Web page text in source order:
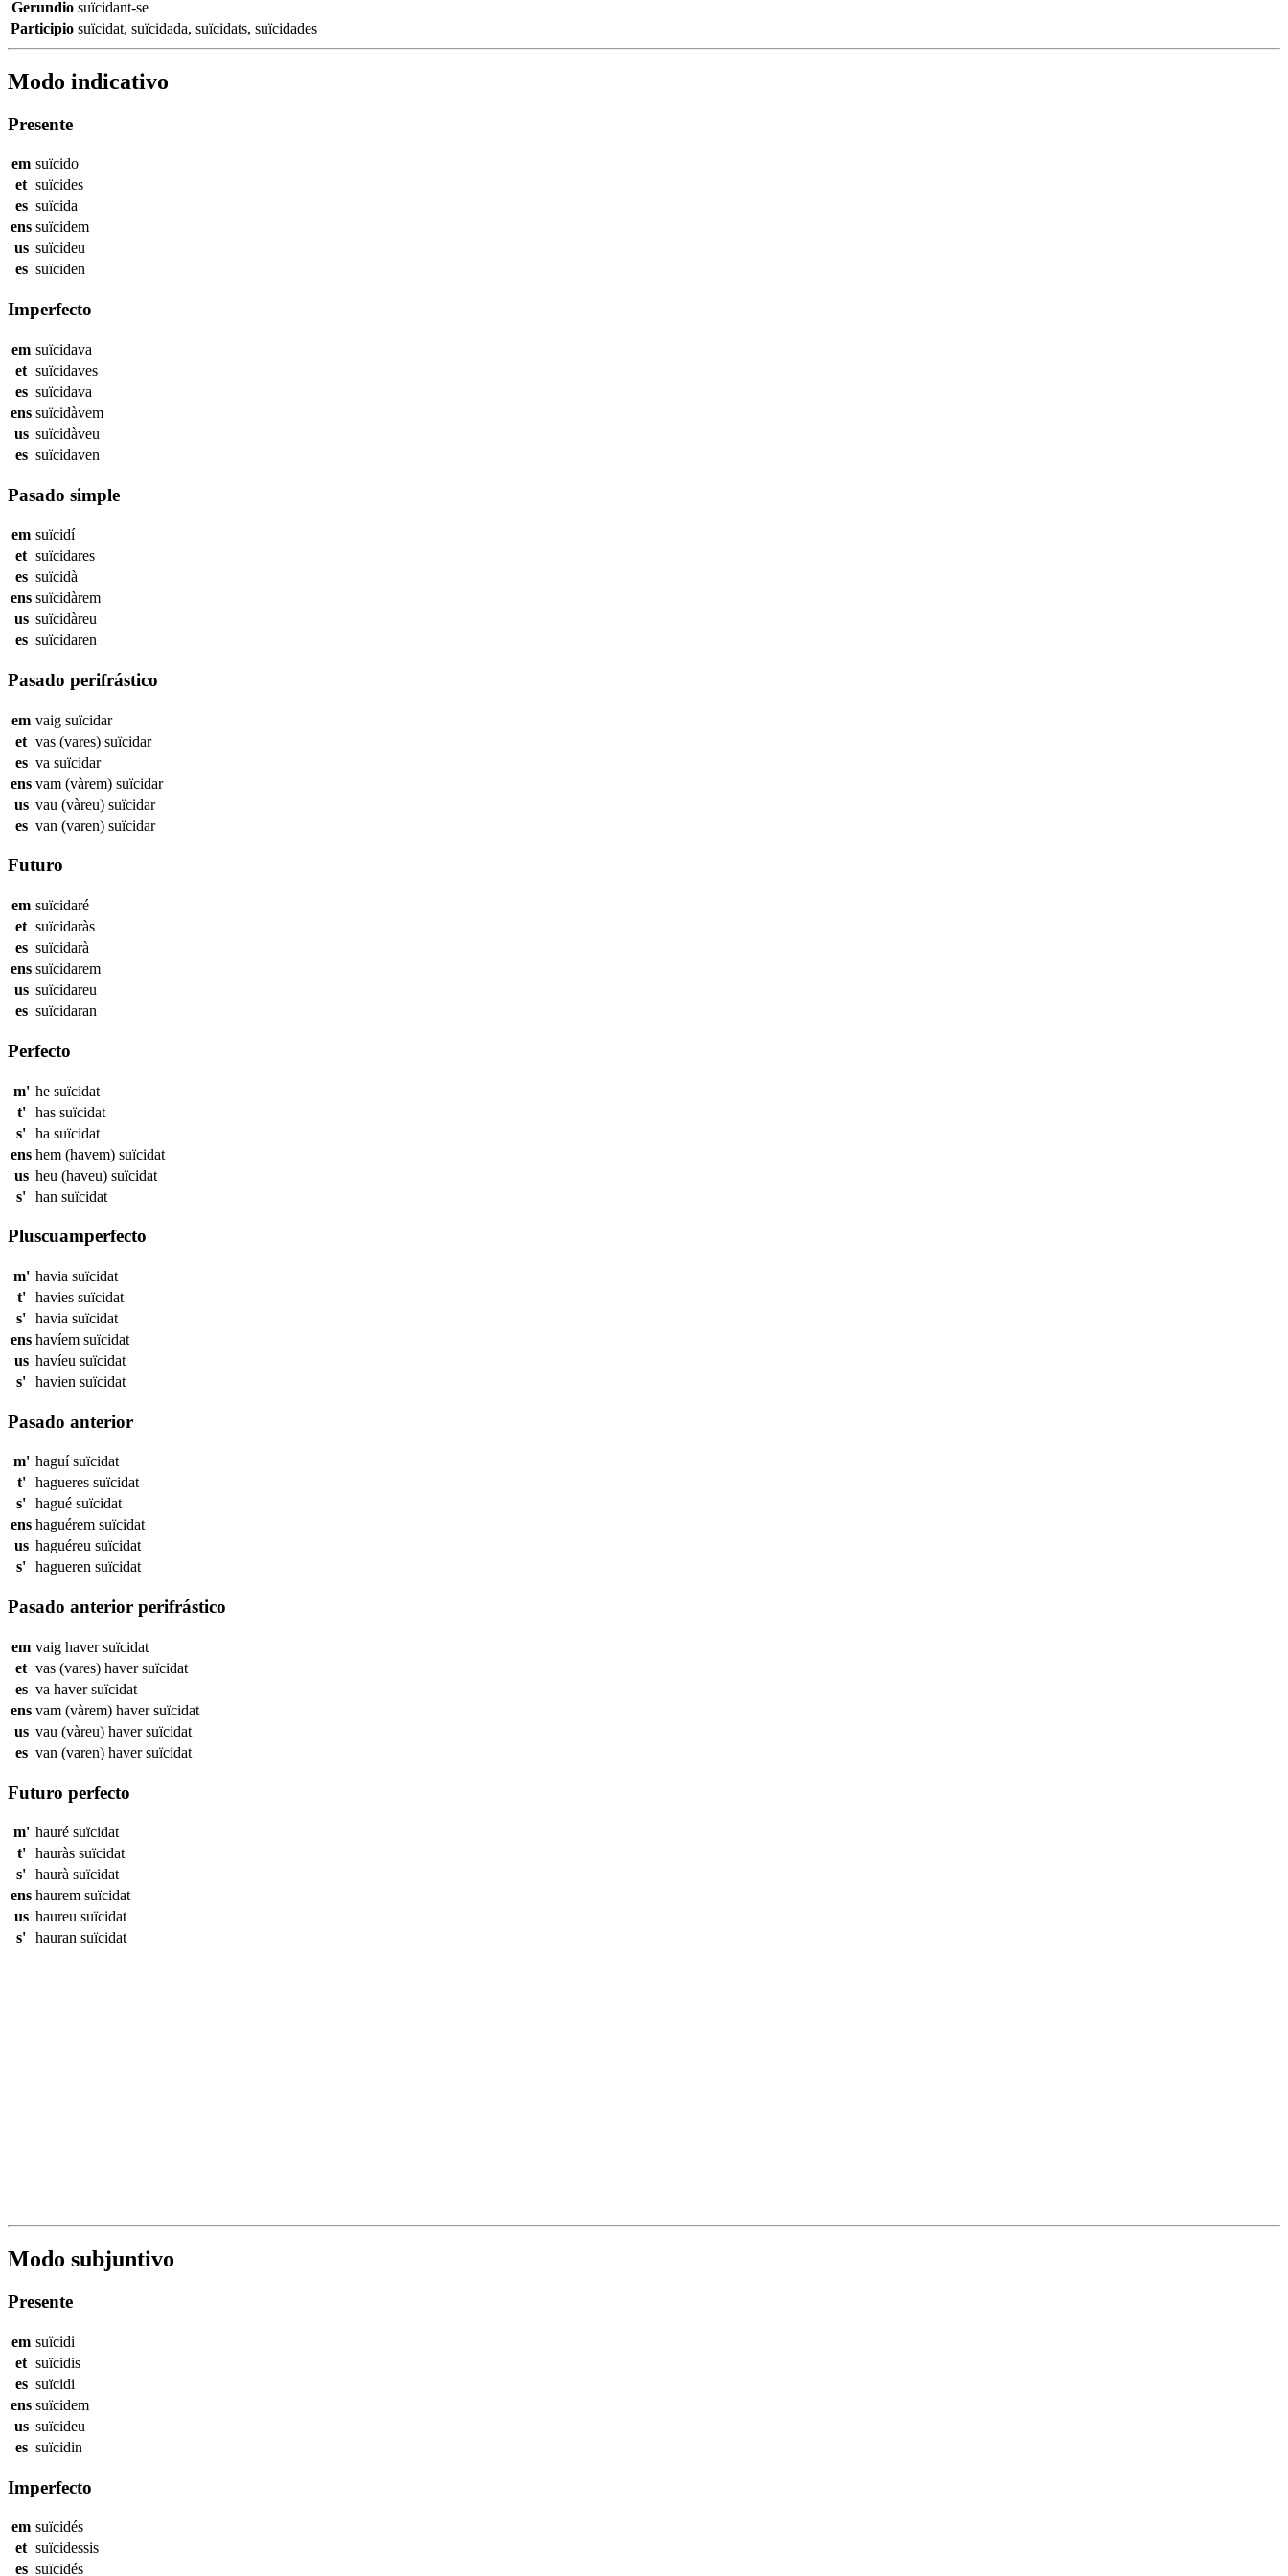
Gerundio suïcidant-se
Participio suïcidat, suïcidada, suïcidats, suïcidades
Modo indicativo
Presente
em suïcido
et suïcides
es suïcida
ens suïcidem
us suïcideu
es suïciden
Imperfecto
em suïcidava
et suïcidaves
es suïcidava
ens suïcidàvem
us suïcidàveu
es suïcidaven
Pasado simple
em suïcidí
et suïcidares
es suïcidà
ens suïcidàrem
us suïcidàreu
es suïcidaren
Pasado perifrástico
em vaig suïcidar
et vas (vares) suïcidar
es va suïcidar
ens vam (vàrem) suïcidar
us vau (vàreu) suïcidar
es van (varen) suïcidar
Futuro
em suïcidaré
et suïcidaràs
es suïcidarà
ens suïcidarem
us suïcidareu
es suïcidaran
Perfecto
m' he suïcidat
t'
has suïcidat
s' ha suïcidat
ens hem (havem) suïcidat
us heu (haveu) suïcidat
s' han suïcidat
Pluscuamperfecto
m' havia suïcidat
t'
havies suïcidat
s' havia suïcidat
ens havíem suïcidat
us havíeu suïcidat
s' havien suïcidat
Pasado anterior
m' haguísuïcidat
t'
hagueres suïcidat
s' hagué suïcidat
ens haguérem suïcidat
us haguéreu suïcidat
s' hagueren suïcidat
Pasado anterior perifrástico
em vaig haversuïcidat
et vas (vares) haversuïcidat
es va haversuïcidat
ens vam (vàrem) haversuïcidat
us vau (vàreu) haversuïcidat
es van (varen) haversuïcidat
Futuro perfecto
m' hauré suïcidat
t'
hauràs suïcidat
s' haurà suïcidat
ens haurem suïcidat
us haureu suïcidat
s' hauran suïcidat
Modo subjuntivo
Presente
em suïcidi
et suïcidis
es suïcidi
ens suïcidem
us suïcideu
es suïcidin
Imperfecto
em suïcidés
et suïcidessis
es suïcidés